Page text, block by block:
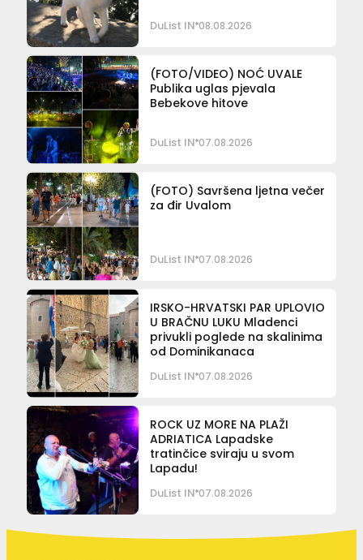
DuList IN 08.08.2026
(FOTO/VIDEO) NOĆ UVALE
Publika uglas pjevala
Bebekove hitove
DuList IN 07.08.2026
(FOTO) Savršena ljetna večer
za đir Uvalom
DuList IN 07.08.2026
IRSKO-HRVATSKI PAR UPLOVIO
U BRAČNU LUKU Mladenci
privukli poglede na skalinima
od Dominikanaca
DuList IN 07.08.2026
ROCK UZ MORE NA PLAŽI
ADRIATICA Lapadske
tratinčice sviraju u svom
Lapadu!
DuList IN 07.08.2026